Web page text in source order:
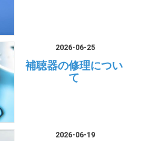
2026-06-25
補聴器の修理につい
て
2026-06-19